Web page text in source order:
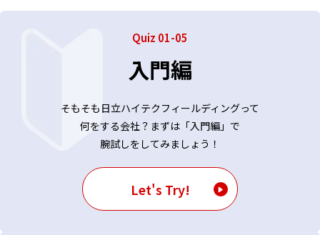
Quiz 01-05
入門編
そもそも日立ハイテクフィールディングって
何をする会社？まずは「入門編」で
腕試しをしてみましょう！
Let's Try!